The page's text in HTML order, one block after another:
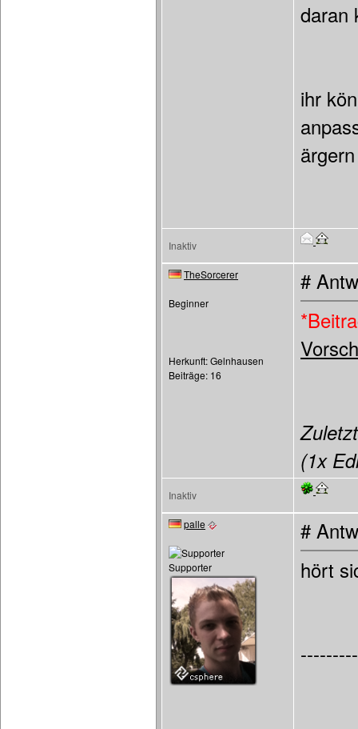
daran
ihr
Inaktiv
TheSorcerer
Beginner
Herkunft: Gelnhausen
Beiträge: 16
#
(1x
Inaktiv
palle
Supporter
#
hört